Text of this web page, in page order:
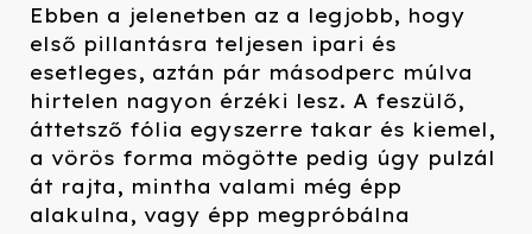
Ebben a jelenetben az a legjobb, hogy
első pillantásra teljesen ipari és
esetleges, aztán pár másodperc múlva
hirtelen nagyon érzéki lesz. A feszülő,
áttetsző fólia egyszerre takar és kiemel,
a vörös forma mögötte pedig úgy pulzál
át rajta, mintha valami még épp
alakulna, vagy épp megpróbálna